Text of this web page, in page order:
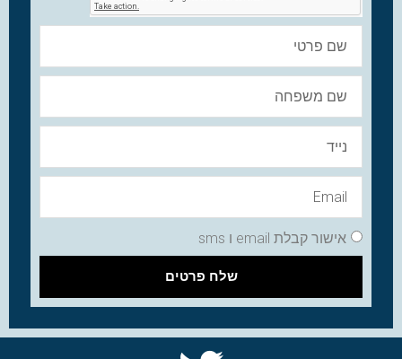
אישור קבלת email ו sms
שלח פרטים